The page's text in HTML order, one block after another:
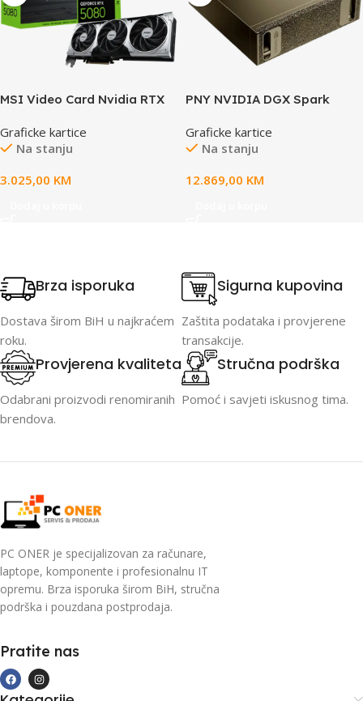
MSI Video Card Nvidia RTX
PLUS (16GB GDDR7/256bit,
PCI-E Gen5, 3x DP 2.1, 1x
Connector, 850W
Graficke kartice
Na stanju
3.025,00 KM
PNY NVIDIA DGX Spark
AI Compute, 128 Gb memory
, 4TB enterprise grade
cable
Graficke kartice
Na stanju
12.869,00 KM
Brza isporuka
Dostava širom BiH u najkraćem
roku.
Sigurna kupovina
Zaštita podataka i provjerene
transakcije.
Provjerena kvaliteta
Odabrani proizvodi renomiranih
brendova.
Stručna podrška
Pomoć i savjeti iskusnog tima.
PC ONER je specijalizovan za računare,
laptope, komponente i profesionalnu IT
opremu. Brza isporuka širom BiH, stručna
podrška i pouzdana postprodaja.
Pratite nas